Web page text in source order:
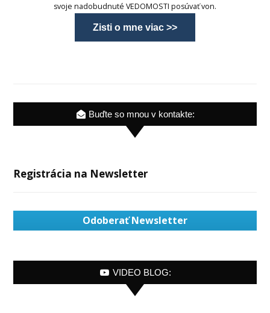
svoje nadobudnuté VEDOMOSTI posúvať von.
Zisti o mne viac >>
Buďte so mnou v kontakte:
Registrácia na Newsletter
Odoberať Newsletter
VIDEO BLOG: